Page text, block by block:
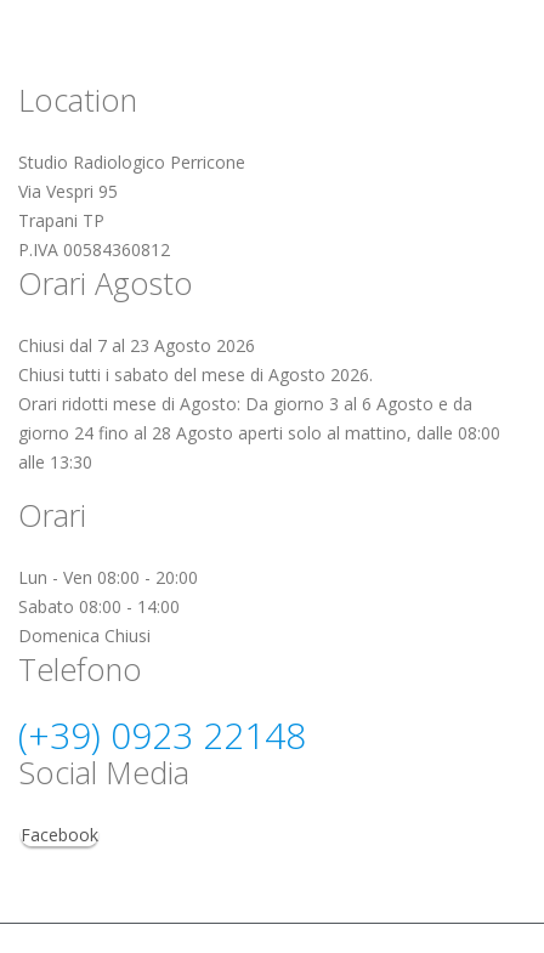
Location
Studio Radiologico Perricone
Via Vespri 95
Trapani TP
P.IVA 00584360812
Orari Agosto
Chiusi dal 7 al 23 Agosto 2026
Chiusi tutti i sabato del mese di Agosto 2026.
Orari ridotti mese di Agosto: Da giorno 3 al 6 Agosto e da
giorno 24 fino al 28 Agosto aperti solo al mattino, dalle 08:00
alle 13:30
Orari
Lun - Ven 08:00 - 20:00
Sabato 08:00 - 14:00
Domenica Chiusi
Telefono
(+39) 0923 22148
Social Media
Facebook